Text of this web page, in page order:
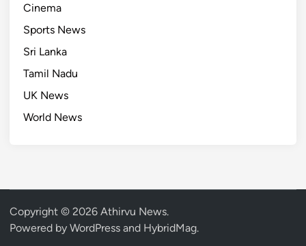
Cinema
Sports News
Sri Lanka
Tamil Nadu
UK News
World News
Copyright © 2026 Athirvu News.
Powered by WordPress and HybridMag.